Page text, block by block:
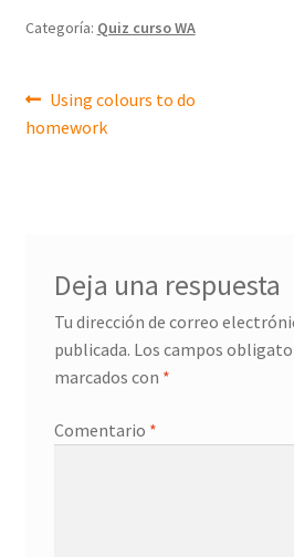
Categoría: Quiz curso WA
Using colours to do
homework
Deja una respuesta
Tu dirección de correo
publicada. Los campos
marcados con *
Comentario *